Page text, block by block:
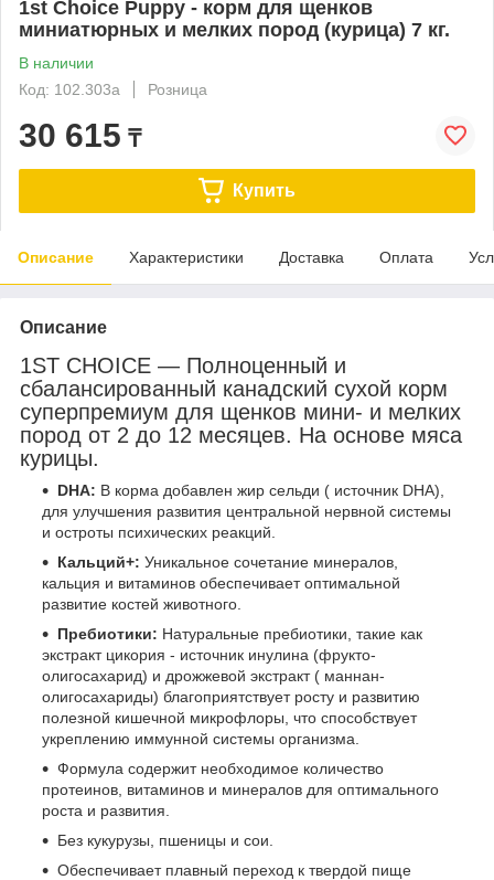
1st Choice Puppy - корм для щенков
миниатюрных и мелких пород (курица) 7 кг.
В наличии
Код: 102.303a
Розница
30 615 ₸
Купить
Описание Характеристики Доставка Оплата
Описание
1ST CHOICE — Полноценный и
сбалансированный канадский сухой корм
суперпремиум для щенков мини- и мелких
пород от 2 до 12 месяцев. На основе мяса
курицы.
DHA: В корма добавлен жир сельди ( источник DHA),
для улучшения развития центральной нервной системы
и остроты психических реакций.
Кальций+: Уникальное сочетание минералов,
кальция и витаминов обеспечивает оптимальной
развитие костей животного.
Пребиотики: Натуральные пребиотики, такие как
экстракт цикория - источник инулина (фрукто-
олигосахарид) и дрожжевой экстракт ( маннан-
олигосахариды) благоприятствует росту и развитию
полезной кишечной микрофлоры, что способствует
укреплению иммунной системы организма.
Формула содержит необходимое количество
протеинов, витаминов и минералов для оптимального
роста и развития.
Без кукурузы, пшеницы и сои.
Обеспечивает плавный переход к твердой пище